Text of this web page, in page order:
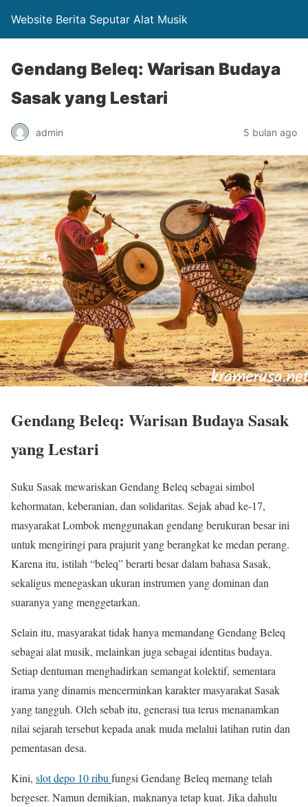
Website Berita Seputar Alat Musik
Gendang Beleq: Warisan Budaya
Sasak yang Lestari
admin 5 bulan ago
Gendang Beleq: Warisan Budaya Sasak
yang Lestari
Suku Sasakmewariskan Gendang Beleq sebagai simbol
kehormatan, keberanian, dan solidaritas. Sejak abad ke-17,
masyarakat Lombok menggunakan gendang berukuran besar ini
untuk mengiringi para prajurit yang berangkat ke medan perang.
Karena itu, istilah “beleq” berarti besar dalam bahasa Sasak,
sekaligus menegaskan ukuran instrumen yang dominan dan
suaranya yang menggetarkan.
Selain itu, masyarakat tidak hanya memandang Gendang Beleq
sebagai alat musik, melainkan juga sebagai identitas budaya.
Setiap dentuman menghadirkan semangat kolektif, sementara
irama yang dinamis mencerminkan karakter masyarakat Sasak
yang tangguh. Oleh sebab itu, generasi tua terus menanamkan
nilai sejarah tersebut kepada anak muda melalui latihan rutin dan
pementasan desa.
Kini, slot depo 10 ribu fungsi Gendang Beleq memang telah
bergeser. Namun demikian, maknanya tetap kuat. Jika dahulu